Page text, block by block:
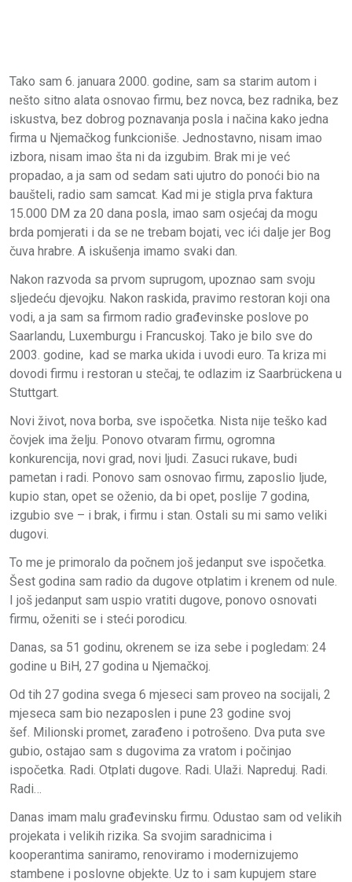
Tako sam 6. januara 2000. godine, sam sa starim autom i
nešto sitno alata osnovao firmu, bez novca, bez radnika, bez
iskustva, bez dobrog poznavanja posla i načina kako jedna
firma u Njemačkog funkcioniše. Jednostavno, nisam imao
izbora, nisam imao šta ni da izgubim. Brak mi je već
propadao, a ja sam od sedam sati ujutro do ponoći bio na
baušteli, radio sam samcat. Kad mi je stigla prva faktura
15.000 DM za 20 dana posla, imao sam osjećaj da mogu
brda pomjerati i da se ne trebam bojati, vec ići dalje jer Bog
čuva hrabre. A iskušenja imamo svaki dan.
Nakon razvoda sa prvom suprugom, upoznao sam svoju
sljedeću djevojku. Nakon raskida, pravimo restoran koji ona
vodi, a ja sam sa firmom radio građevinske poslove po
Saarlandu, Luxemburgu i Francuskoj. Tako je bilo sve do
2003. godine, kad se marka ukida i uvodi euro. Ta kriza mi
dovodi firmu i restoran u stečaj, te odlazim iz Saarbrückena u
Stuttgart.
Novi život, nova borba, sve ispočetka. Nista nije teško kad
čovjek ima želju. Ponovo otvaram firmu, ogromna
konkurencija, novi grad, novi ljudi. Zasuci rukave, budi
pametan i radi. Ponovo sam osnovao firmu, zaposlio ljude,
kupio stan, opet se oženio, da bi opet, poslije 7 godina,
izgubio sve – i brak, i firmu i stan. Ostali su mi samo veliki
dugovi.
To me je primoralo da počnem još jedanput sve ispočetka.
Šest godina sam radio da dugove otplatim i krenem od nule.
I još jedanput sam uspio vratiti dugove, ponovo osnovati
firmu, oženiti se i steći porodicu.
Danas, sa 51 godinu, okrenem se iza sebe i pogledam: 24
godine u BiH, 27 godina u Njemačkoj.
Od tih 27 godina svega 6 mjeseci sam proveo na socijali, 2
mjeseca sam bio nezaposlen i pune 23 godine svoj
šef. Milionski promet, zarađeno i potrošeno. Dva puta sve
gubio, ostajao sam s dugovima za vratom i počinjao
ispočetka. Radi. Otplati dugove. Radi. Ulaži. Napreduj. Radi.
Radi…
Danas imam malu građevinsku firmu. Odustao sam od velikih
projekata i velikih rizika. Sa svojim saradnicima i
kooperantima saniramo, renoviramo i modernizujemo
stambene i poslovne objekte. Uz to i sam kupujem stare